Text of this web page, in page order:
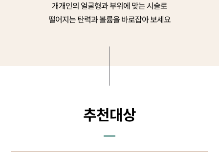
개개인의 얼굴형과 부위에 맞는 시술로
떨어지는 탄력과 볼륨을 바로잡아 보세요
추천대상